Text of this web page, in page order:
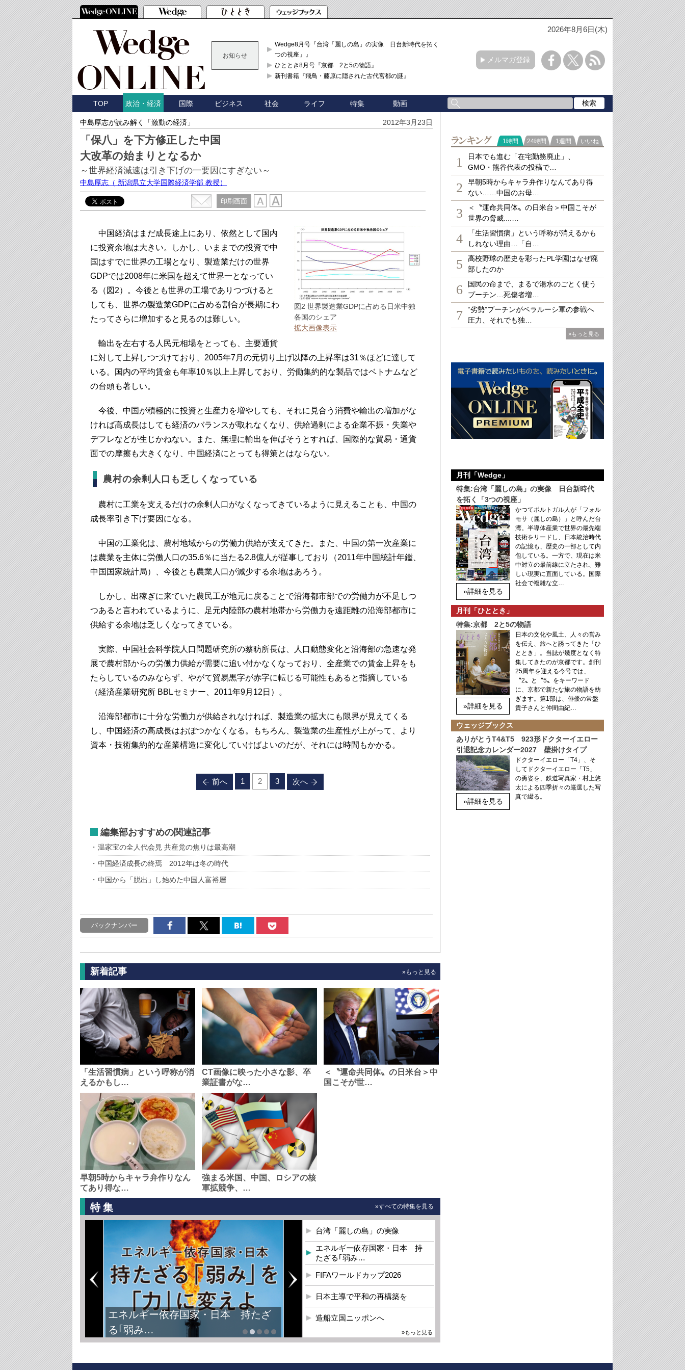
2026年8月6日(木)
お知らせ
Wedge8月号『台湾「麗しの島」の実像 日台新時代を拓く「3
つの視座」』
ひととき8月号『京都 2と5の物語』
新刊書籍『飛鳥・藤原に隠された古代宮都の謎』
メルマガ登録
TOP 政治・経済 国際 ビジネス 社会 ライフ 特集 動画
中島厚志が読み解く「激動の経済」 2012年3月23日
「保八」を下方修正した中国
大改革の始まりとなるか
～世界経済減速は引き下げの一要因にすぎない～
中島厚志 （ 新潟県立大学国際経済学部 教授）
印刷画面
図2 世界製造業GDPに占める日米中独
各国のシェア
拡大画像表示
中国経済はまだ成長途上にあり、依然として国内
に投資余地は大きい。しかし、いままでの投資で中
国はすでに世界の工場となり、製造業だけの世界
GDPでは2008年に米国を超えて世界一となってい
る（図2）。今後とも世界の工場でありつづけると
しても、世界の製造業GDPに占める割合が長期にわ
たってさらに増加すると見るのは難しい。
輸出を左右する人民元相場をとっても、主要通貨
に対して上昇しつづけており、2005年7月の元切り上げ以降の上昇率は31％ほどに達して
いる。国内の平均賃金も年率10％以上上昇しており、労働集約的な製品ではベトナムなど
の台頭も著しい。
今後、中国が積極的に投資と生産力を増やしても、それに見合う消費や輸出の増加がな
ければ高成長はしても経済のバランスが取れなくなり、供給過剰による企業不振・失業や
デフレなどが生じかねない。また、無理に輸出を伸ばそうとすれば、国際的な貿易・通貨
面での摩擦も大きくなり、中国経済にとっても得策とはならない。
農村の余剰人口も乏しくなっている
農村に工業を支えるだけの余剰人口がなくなってきているように見えることも、中国の
成長率引き下げ要因になる。
中国の工業化は、農村地域からの労働力供給が支えてきた。また、中国の第一次産業に
は農業を主体に労働人口の35.6％に当たる2.8億人が従事しており（2011年中国統計年鑑、
中国国家統計局）、今後とも農業人口が減少する余地はあろう。
しかし、出稼ぎに来ていた農民工が地元に戻ることで沿海都市部での労働力が不足しつ
つあると言われているように、足元内陸部の農村地帯から労働力を遠距離の沿海部都市に
供給する余地は乏しくなってきている。
実際、中国社会科学院人口問題研究所の蔡昉所長は、人口動態変化と沿海部の急速な発
展で農村部からの労働力供給が需要に追い付かなくなっており、全産業での賃金上昇をも
たらしているのみならず、やがて貿易黒字が赤字に転じる可能性もあると指摘している
（経済産業研究所 BBLセミナー、2011年9月12日）。
沿海部都市に十分な労働力が供給されなければ、製造業の拡大にも限界が見えてくる
し、中国経済の高成長はおぼつかなくなる。もちろん、製造業の生産性が上がって、より
資本・技術集約的な産業構造に変化していけばよいのだが、それには時間もかかる。
前へ 1 2 3 次へ
編集部おすすめの関連記事
温家宝の全人代会見 共産党の焦りは最高潮
中国経済成長の終焉 2012年は冬の時代
中国から「脱出」し始めた中国人富裕層
バックナンバー
新着記事 »もっと見る
「生活習慣病」という呼称が消
えるかもし…
CT画像に映った小さな影、卒
業証書がな…
＜〝運命共同体〟の日米台＞中
国こそが世…
早朝5時からキャラ弁作りなん
てあり得な…
強まる米国、中国、ロシアの核
軍拡競争、…
特集 »すべての特集を見る
エネルギー依存国家・日本 持たざ
る｢弱み…
台湾「麗しの島」の実像
エネルギー依存国家・日本 持
たざる｢弱み…
FIFAワールドカップ2026
日本主導で平和の再構築を
造船立国ニッポンへ
»もっと見る
ランキング
1時間 24時間 1週間 いいね
1
日本でも進む「在宅勤務廃止」、
GMO・熊谷代表の投稿で…
2
早朝5時からキャラ弁作りなんてあり得
ない……中国のお母…
3
＜〝運命共同体〟の日米台＞中国こそが
世界の脅威....…
4
「生活習慣病」という呼称が消えるかも
しれない理由…「自…
5
高校野球の歴史を彩ったPL学園はなぜ廃
部したのか
6
国民の命まで、まるで湯水のごとく使う
プーチン…死傷者増…
7
“劣勢”プーチンがベラルーシ軍の参戦へ
圧力、それでも独…
»もっと見る
月刊「Wedge」
特集:台湾「麗しの島」の実像 日台新時代
を拓く「3つの視座」
»詳細を見る
かつてポルトガル人が「フォル
モサ（麗しの島）」と呼んだ台
湾。半導体産業で世界の最先端
技術をリードし、日本統治時代
の記憶も、歴史の一部として内
包している。一方で、現在は米
中対立の最前線に立たされ、難
しい現実に直面している。国際
社会で複雑な立…
月刊「ひととき」
特集:京都 2と5の物語
»詳細を見る
日本の文化や風土、人々の営み
を伝え、旅へと誘ってきた「ひ
ととき」。当誌が幾度となく特
集してきたのが京都です。創刊
25周年を迎える今号では、
〝2〟と〝5〟をキーワード
に、京都で新たな旅の物語を紡
ぎます。第1部は、俳優の常盤
貴子さんと仲間由紀…
ウェッジブックス
ありがとうT4&T5 923形ドクターイエロー
引退記念カレンダー2027 壁掛けタイプ
»詳細を見る
ドクターイエロー「T4」、そ
してドクターイエロー「T5」
の勇姿を、鉄道写真家・村上悠
太による四季折々の厳選した写
真で綴る。